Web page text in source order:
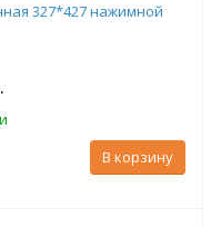
327*427 нажимной
В корзину